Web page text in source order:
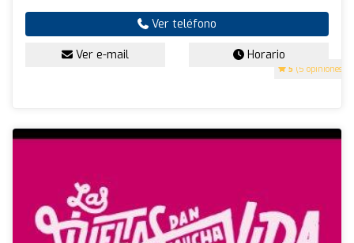
5 (5 opiniones)
Ver teléfono
Ver e-mail Horario